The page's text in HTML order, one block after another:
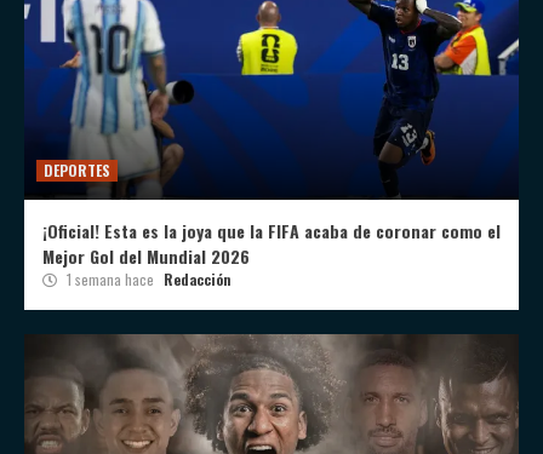
DEPORTES
¡Oficial! Esta es la joya que la FIFA acaba de coronar como el
Mejor Gol del Mundial 2026
1 semana hace Redacción